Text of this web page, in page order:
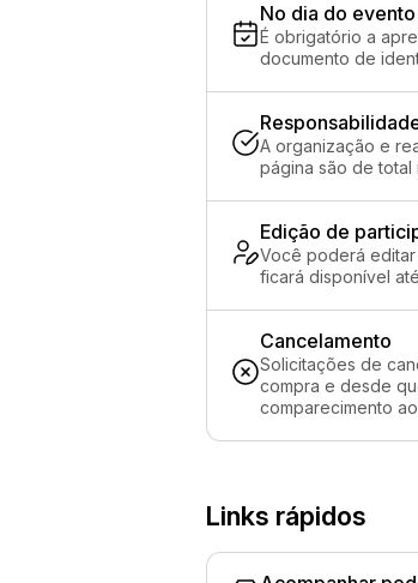
No dia do evento
É obrigatório a
documento de
A organização e
página são de
Edição de
Você poderá editar
ficará disponível
Cancelamento
Solicitações de
compra e desde
comparecimento
Links rápidos